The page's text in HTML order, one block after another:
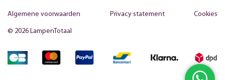
© 2026 LampenTotaal
Algemene voorwaarden Privacy statement Cookies